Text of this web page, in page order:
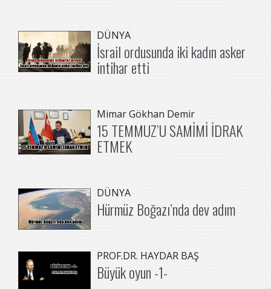
DÜNYA
İsrail ordusunda iki kadın asker
intihar etti
Mimar Gökhan Demir
15 TEMMUZ’U SAMİMİ İDRAK
ETMEK
DÜNYA
Hürmüz Boğazı’nda dev adım
PROF.DR. HAYDAR BAŞ
Büyük oyun -1-